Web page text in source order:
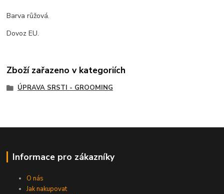
Barva růžová.
Dovoz EU.
Zboží zařazeno v kategoriích
ÚPRAVA SRSTI - GROOMING
Informace pro zákazníky
O nás
Jak nakupovat